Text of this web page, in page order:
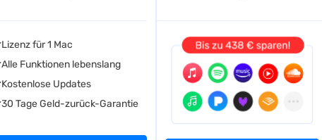
Lizenz für 1 Mac
Alle Funktionen lebenslang
Kostenlose Updates
30 Tage Geld-zurück-Garantie